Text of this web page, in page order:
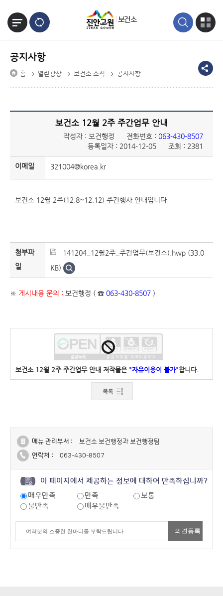
보건소
공지사항
홈 열린광장 보건소 소식 공지사항
보건소 12월 2주 주간업무 안내
작성자 : 보건행정 전화번호 : 063-430-8507
등록일자 : 2014-12-05
조회 : 2381
이메일 321004@korea.kr
보건소 12월 2주(12.8~12.12) 주간행사 안내입니다
첨부파
일
141204_12월2주_주간업무(보건소).hwp (33.0
KB)
※ 게시내용 문의 : 보건행정 ( ☎ 063-430-8507 )
보건소 12월 2주 주간업무 안내 저작물은 "자유이용이 불가"합니다.
메뉴 관리부서 :
보건소 보건행정과 보건행정팀
연락처 :
063-430-8507
이 페이지에서 제공하는 정보에 대하여 만족하십니까?
매우만족
만족
보통
불만족
매우불만족